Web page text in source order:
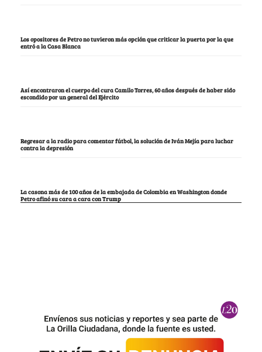
Los opositores de Petro no tuvieron más opción que criticar la puerta por la que
entró a la Casa Blanca
Así encontraron el cuerpo del cura Camilo Torres, 60 años después de haber sido
escondido por un general del Ejército
Regresar a la radio para comentar fútbol, la solución de Iván Mejía para luchar
contra la depresión
La casona más de 100 años de la embajada de Colombia en Washington donde
Petro afinó su cara a cara con Trump